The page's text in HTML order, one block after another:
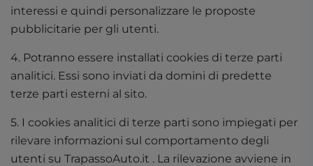
interessi e quindi personalizzare le proposte
pubblicitarie per gli utenti.
4. Potranno essere installati cookies di terze parti
analitici. Essi sono inviati da domini di predette
terze parti esterni al sito.
5. I cookies analitici di terze parti sono impiegati per
rilevare informazioni sul comportamento degli
utenti su TrapassoAuto.it . La rilevazione avviene in